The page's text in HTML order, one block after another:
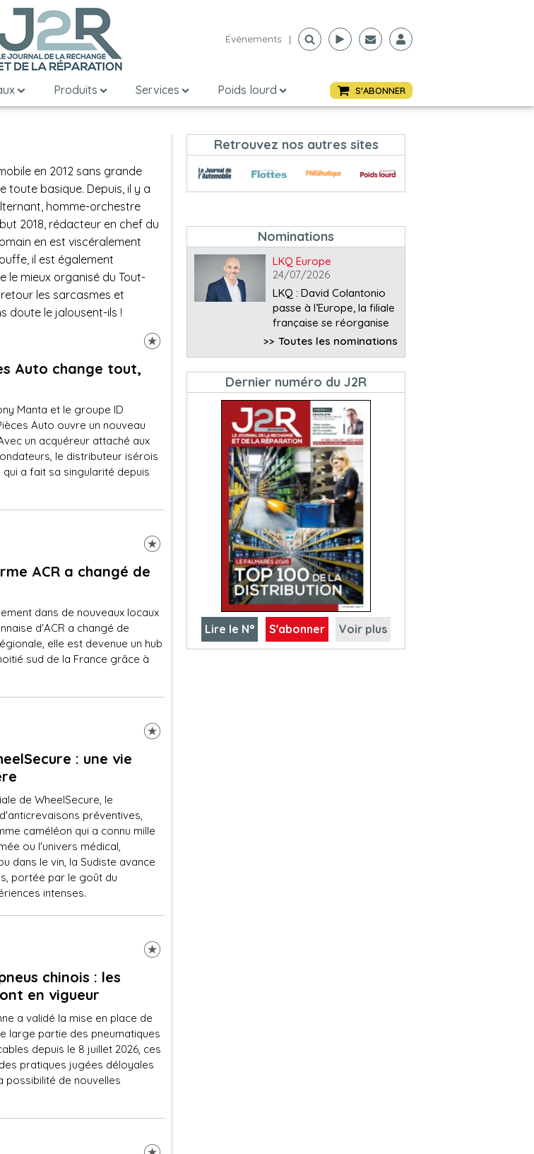
Événements |
Produits Services Poids lourd S'ABONNER
en 2012 sans grande
toute basique. Depuis, il y a
homme-orchestre
2018, rédacteur en chef du
en est viscéralement
il est également
le mieux organisé du Tout-
les sarcasmes et
doute le jalousent-ils !
Auto change tout,
Manta et le groupe ID
Auto ouvre un nouveau
un acquéreur attaché aux
le distributeur isérois
a fait sa singularité depuis
ACR a changé de
dans de nouveaux locaux
d'ACR a changé de
elle est devenue un hub
sud de la France grâce à
: une vie
de WheelSecure, le
préventives,
caméléon qui a connu mille
ou l'univers médical,
dans le vin, la Sudiste avance
portée par le goût du
intenses.
chinois : les
en vigueur
a validé la mise en place de
large partie des pneumatiques
depuis le 8 juillet 2026, ces
pratiques jugées déloyales
possibilité de nouvelles
Retrouvez nos autres sites
Nominations
LKQ Europe
24/07/2026
LKQ : David Colantonio
passe à l’Europe, la filiale
française se réorganise
>> Toutes les nominations
Dernier numéro du J2R
Lire le N° S'abonner Voir plus